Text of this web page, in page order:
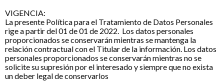
VIGENCIA:
La presente Política para el Tratamiento de Datos Personales
rige a partir del 01 de 01 de 2022. Los datos personales
proporcionados se conservarán mientras se mantenga la
relación contractual con el Titular de la información. Los datos
personales proporcionados se conservarán mientras no se
solicite su supresión por el interesado y siempre que no exista
un deber legal de conservarlos